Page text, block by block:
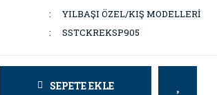
YILBAŞI ÖZEL/KIŞ MODELLERİ
SSTCKREKSP905
SEPETE EKLE